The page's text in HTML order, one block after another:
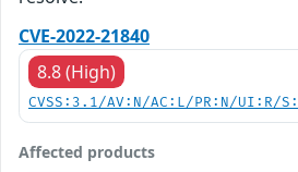
CVE-2022-21840
8.8 (High)
CVSS:3.1/AV:N/AC:L/PR:N/UI:R/
Affected products